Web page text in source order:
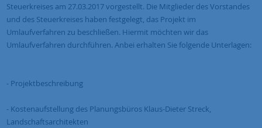
Steuerkreises am 27.03.2017 vorgestellt. Die Mitglieder des Vorstandes
und des Steuerkreises haben festgelegt, das Projekt im
Umlaufverfahren zu beschließen. Hiermit möchten wir das
Umlaufverfahren durchführen. Anbei erhalten Sie folgende Unterlagen:
- Projektbeschreibung
- Kostenaufstellung des Planungsbüros Klaus-Dieter Streck,
Landschaftsarchitekten